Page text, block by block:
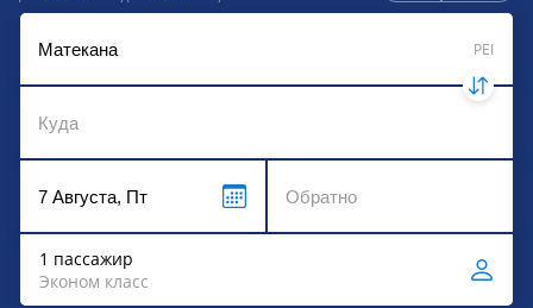
PEI
1 пассажир
Эконом класс